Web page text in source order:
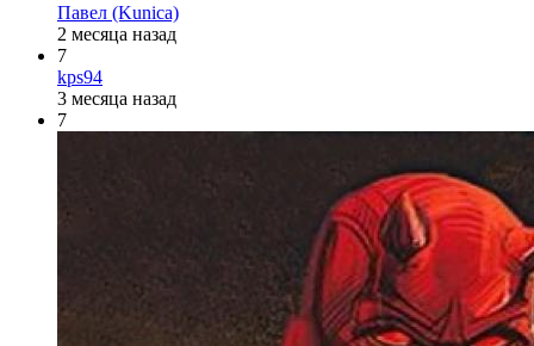
Павел (Kunica)
2 месяца назад
7
kps94
3 месяца назад
7